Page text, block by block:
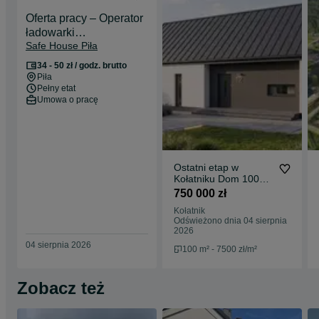
Oferta pracy – Operator
ładowarki
teleskopowej/Koparki
Safe House Piła
34 - 50 zł / godz. brutto
Piła
Pełny etat
Umowa o pracę
04 sierpnia 2026
Ostatni etap w
Kołatniku Dom 100m2
z działką 1000m2.
750 000 zł
Kołatnik
Odświeżono dnia 04 sierpnia
2026
100 m² - 7500 zł/m²
Zobacz też